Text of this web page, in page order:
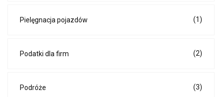
Pielęgnacja pojazdów (1)
Podatki dla firm (2)
Podróże (3)